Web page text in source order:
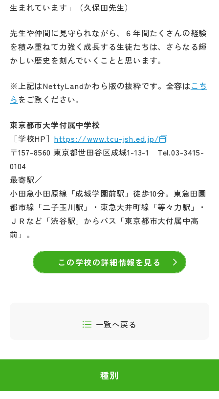
生まれています」（久保田先生）
先生や仲間に見守られながら、６年間たくさんの経験
を積み重ねて力強く成長する生徒たちは、さらなる輝
かしい歴史を刻んでいくことと思います。
※上記はNettyLandかわら版の抜粋です。全容はこち
ら をご覧ください。
東京都市大学付属中学校
［学校HP］ https://www.tcu-jsh.ed.jp/
〒157-8560 東京都世田谷区成城1-13-1 Tel.03-3415-
0104
最寄駅／
小田急小田原線「成城学園前駅」徒歩10分。東急田園
都市線「二子玉川駅」・東急大井町線「等々力駅」・
ＪＲなど「渋谷駅」からバス「東京都市大付属中高
前」。
この学校の詳細情報を見る
一覧へ戻る
種別